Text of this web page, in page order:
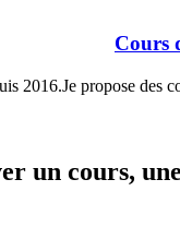
Cours
2016.Je propose
un cours,